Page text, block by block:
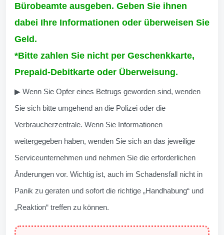
Bürobeamte ausgeben. Geben Sie ihnen
dabei Ihre Informationen oder überweisen Sie
Geld.
*Bitte zahlen Sie nicht per Geschenkkarte,
Prepaid-Debitkarte oder Überweisung.
▶ Wenn Sie Opfer eines Betrugs geworden sind, wenden
Sie sich bitte umgehend an die Polizei oder die
Verbraucherzentrale. Wenn Sie Informationen
weitergegeben haben, wenden Sie sich an das jeweilige
Serviceunternehmen und nehmen Sie die erforderlichen
Änderungen vor. Wichtig ist, auch im Schadensfall nicht in
Panik zu geraten und sofort die richtige „Handhabung“ und
„Reaktion“ treffen zu können.